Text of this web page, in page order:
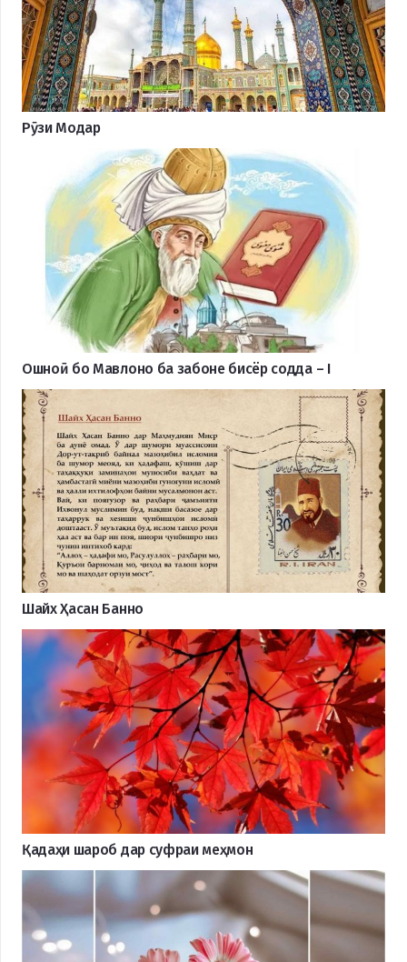
Рӯзи Модар
Ошноӣ бо Мавлоно ба забоне бисёр содда – I
Шайх Ҳасан Банно
Қадаҳи шароб дар суфраи меҳмон